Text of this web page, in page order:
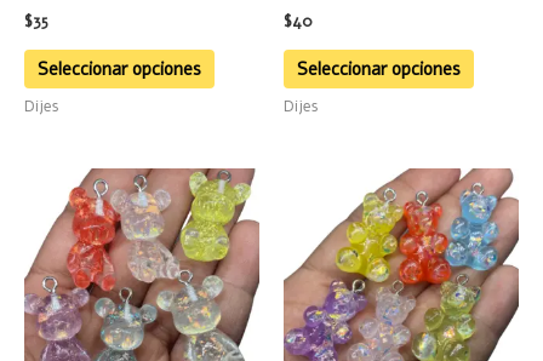
$35
Seleccionar opciones
página
Dijes
$40
Seleccionar opciones
página
Dijes
Este
producto
tiene
múltiples
variantes.
Las
Este
producto
tiene
Las